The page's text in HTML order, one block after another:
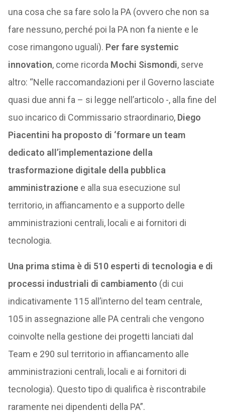
una cosa che sa fare solo la PA (ovvero che non sa
fare nessuno, perché poi la PA non fa niente e le
cose rimangono uguali). Per fare systemic
innovation, come ricorda Mochi Sismondi, serve
altro: “Nelle raccomandazioni per il Governo lasciate
quasi due anni fa – si legge nell’articolo -, alla fine del
suo incarico di Commissario straordinario, Diego
Piacentini ha proposto di ‘formare un team
dedicato all’implementazione della
trasformazione digitale della pubblica
amministrazionee alla sua esecuzione sul
territorio, in affiancamento e a supporto delle
amministrazioni centrali, locali e ai fornitori di
tecnologia.
Una prima stima è di 510 esperti di tecnologia e di
processi industriali di cambiamento (di cui
indicativamente 115 all’interno del team centrale,
105 in assegnazione alle PA centrali che vengono
coinvolte nella gestione dei progetti lanciati dal
Team e 290 sul territorio in affiancamento alle
amministrazioni centrali, locali e ai fornitori di
tecnologia). Questo tipo di qualifica è riscontrabile
raramente nei dipendenti della PA”.